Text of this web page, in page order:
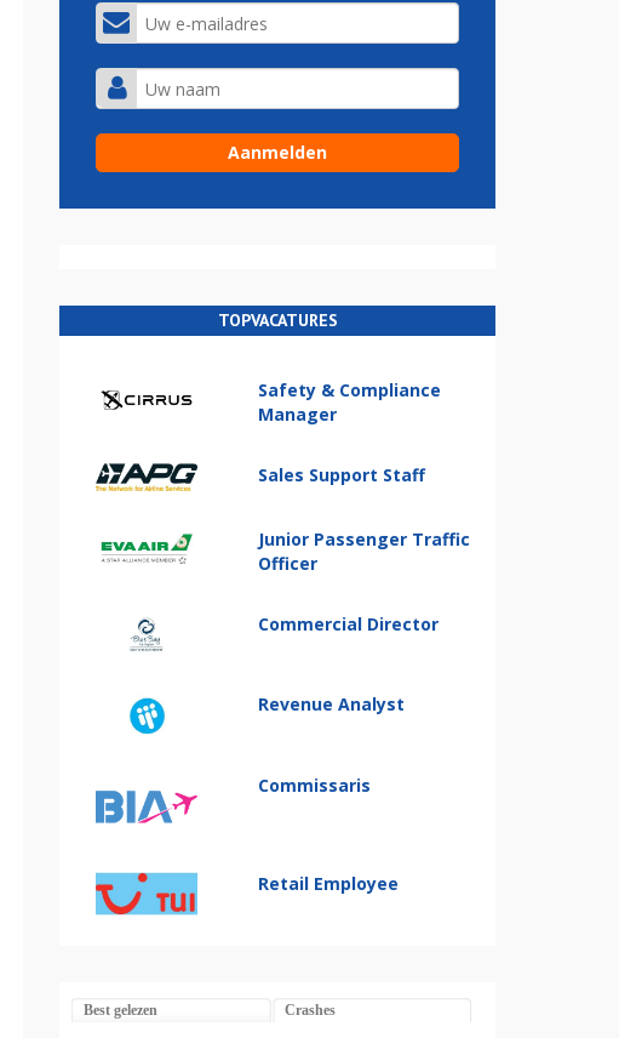
TOPVACATURES
Safety & Compliance
Manager
Sales Support Staff
Junior Passenger Traffic
Officer
Commercial Director
Revenue Analyst
Commissaris
Retail Employee
Best gelezen Crashes